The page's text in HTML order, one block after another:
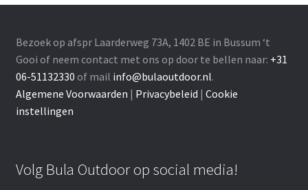
Bezoek op afspr Laarderweg 73A, 1402 BE in Bussum ‘t
Gooi of neem contact met ons op door te bellen naar: +31
06-51132330 of mail info@bulaoutdoor.nl.
Algemene Voorwaarden | Privacybeleid | Cookie
instellingen
Volg Bula Outdoor op social media!